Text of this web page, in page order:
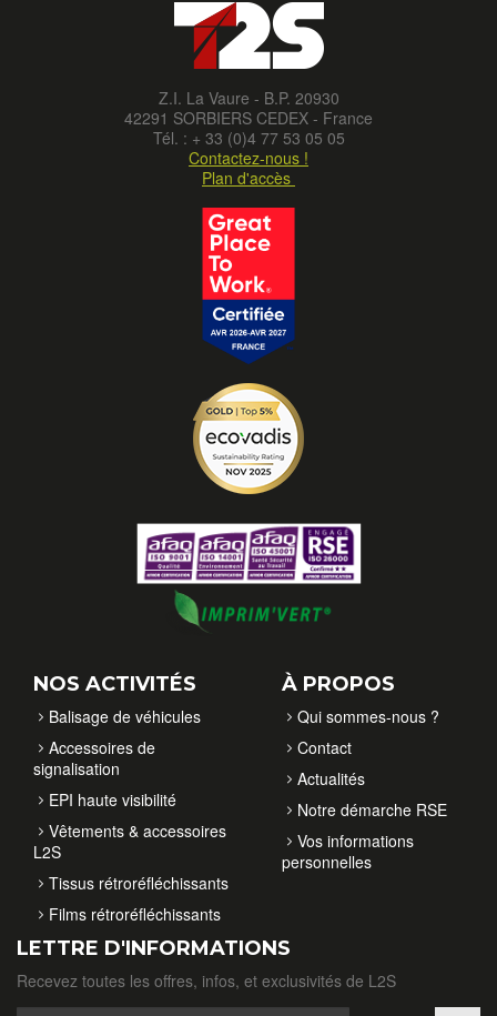
Z.I. La Vaure - B.P. 20930
42291 SORBIERS CEDEX - France
Tél. : + 33 (0)4 77 53 05 05
Contactez-nous !
Plan d'accès
NOS ACTIVITÉS
Balisage de véhicules
Accessoires de
signalisation
EPI haute visibilité
Vêtements & accessoires
L2S
Tissus rétroréfléchissants
Films rétroréfléchissants
À PROPOS
Qui sommes-nous ?
Contact
Actualités
Notre démarche RSE
Vos informations
personnelles
LETTRE D'INFORMATIONS
Recevez toutes les offres, infos, et exclusivités de L2S